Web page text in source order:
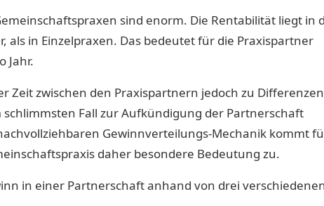
sind enorm. Die Rentabilität liegt in
als in Einzelpraxen. Das bedeutet für die Praxispartner
Jahr.
Zeit zwischen den Praxispartnern jedoch zu Differenzen
Fall zur Aufkündigung der Partnerschaft
Gewinnverteilungs-Mechanik kommt
daher besondere Bedeutung zu.
in einer Partnerschaft anhand von drei